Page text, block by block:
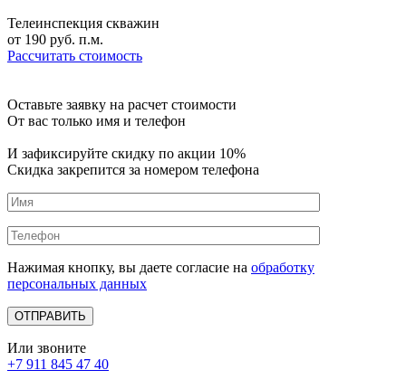
Телеинспекция скважин
от 190 руб. п.м.
Рассчитать стоимость
Оставьте заявку на расчет стоимости
От вас только имя и телефон
И зафиксируйте скидку по акции 10%
Скидка закрепится за номером телефона
Нажимая кнопку, вы даете согласие на обработку
персональных данных
Или звоните
+7 911 845 47 40